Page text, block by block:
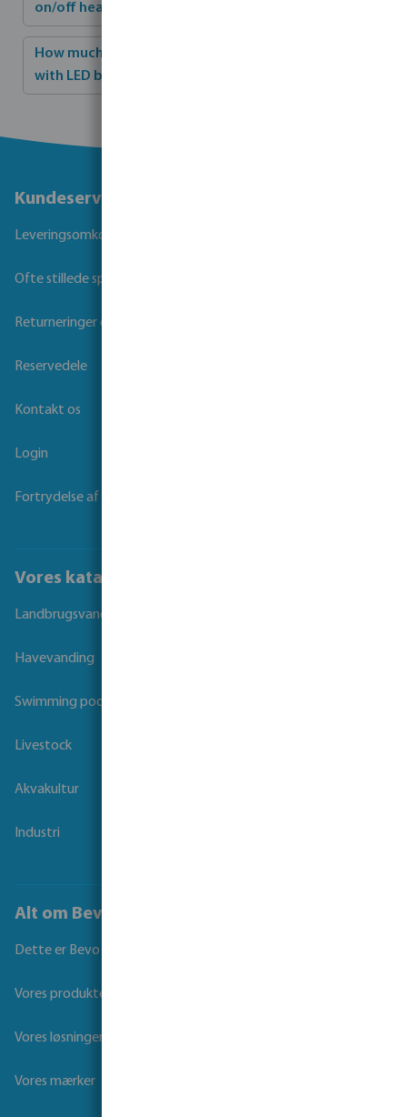
on/off heat pump to an inverter heat pump?
How much can I save by replacing halogen bulbs
with LED bulbs?
Kundeservice
Leveringsomkostninger og transporttid
Ofte stillede spørgsmål
Returneringer og Garanti
Reservedele
Kontakt os
Login
Fortrydelse af kontrakt
Vores kataloger
Landbrugsvanding
Havevanding
Swimming pool
Livestock
Akvakultur
Industri
Alt om Bevo
Dette er Bevo
Vores produkter
Vores løsninger
Vores mærker